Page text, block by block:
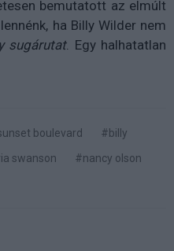
bemutatott az elmúlt
ha Billy Wilder nem
sugárutat. Egy halhatatlan
boulevard
#billy
swanson
#nancy olson